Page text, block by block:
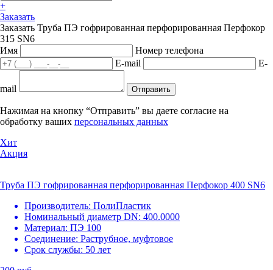
+
Заказать
Заказать Труба ПЭ гофрированная перфорированная Перфокор
315 SN6
Имя
Номер телефона
E-mail
E-
mail Отправить
Нажимая на кнопку “Отправить” вы даете согласие на
обработку ваших персональных данных
Хит
Акция
Труба ПЭ гофрированная перфорированная Перфокор 400 SN6
Производитель: ПолиПластик
Номинальный диаметр DN: 400.0000
Материал: ПЭ 100
Соединение: Раструбное, муфтовое
Срок службы: 50 лет